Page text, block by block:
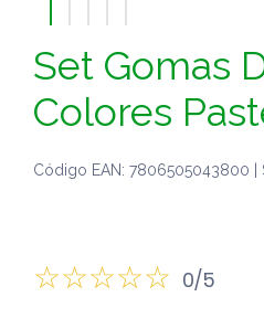
Set Gomas
Colores
Código EAN: 7806505043800 |
0/5